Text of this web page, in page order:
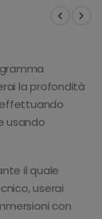
la profondità
usando
il quale
userai
con